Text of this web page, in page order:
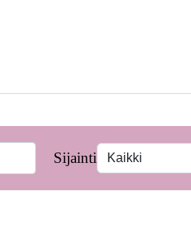
Sijainti